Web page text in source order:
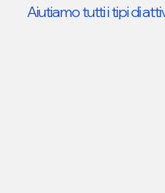
Aiutiamo tutti i tipi di